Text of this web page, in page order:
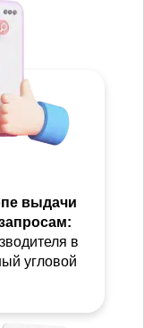
выдачи
в
угловой